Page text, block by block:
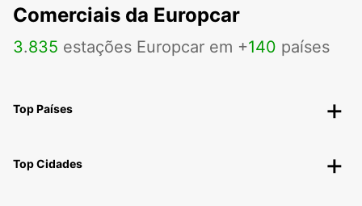
Comerciais da Europcar
3.835 estações Europcar em +140 países
Top Países
Top Cidades